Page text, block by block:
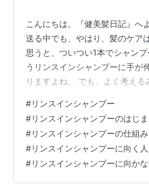
こんにちは。『健美髪日記』へ
送る中でも、やはり、髪のケア
思うと、ついつい1本でシャン
うリンスインシャンプーに手が
りますよね。 でも、よく考える
がわいてきませんか。 リンスイ
得てして、楽できるアイテムっ
場合が多いですからね。 そこで
ンプーのはじまりとその仕組み
メリットとデメリット リンスイ
逆に不向きな人 についてもご…
#リンスインシャンプー
#リンスインシャンプーのはじま
#リンスインシャンプーの仕組み
#リンスインシャンプーに向く人
#リンスインシャンプーに向かな